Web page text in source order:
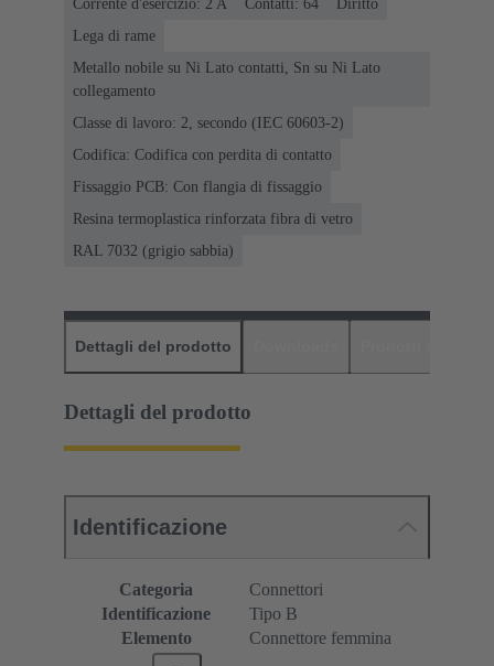
Corrente d'esercizio: ‌2 A
Contatti: 64
Diritto
Lega di rame
Metallo nobile su Ni Lato contatti, Sn su Ni Lato
collegamento
Classe di lavoro: 2, secondo (IEC 60603-2)
Codifica: Codifica con perdita di contatto
Fissaggio PCB: Con flangia di fissaggio
Resina termoplastica rinforzata fibra di vetro
RAL 7032 (grigio sabbia)
Dettagli del prodotto
Dettagli del prodotto
Identificazione
Categoria
Connettori
Identificazione
Tipo B
Elemento
Connettore femmina